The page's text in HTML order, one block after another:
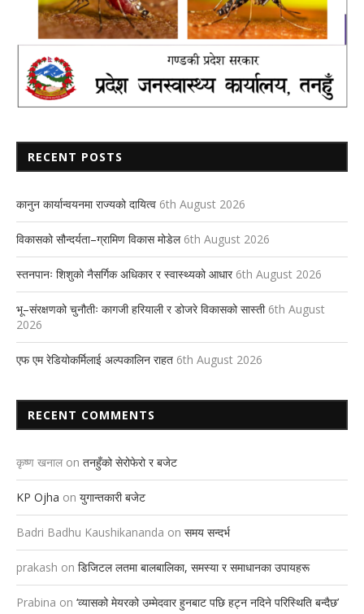
RECENT POSTS
कानुन कार्यान्वयनमा राज्यको दायित्व 6th August 2026
विकासको सौन्दर्यता–ग्रामिण विकास मोडेल 6th August 2026
स्तनपानः शिशुको नैसर्गिक अधिकार र स्वास्थ्यको आधार 6th August 2026
भू–संरक्षणको चुनौतीः कागजी हरियाली र डोजरे विकासको सास्ती 6th August
2026
एफ एम रेडियोकर्मिलाई अल्पकालिन राहत 6th August 2026
RECENT COMMENTS
कृष्ण खनाल on तनहुँको सेरोफेरो र बजेट
KP Ojha on युगान्तकारी बजेट
Badri Badhu Kaushikananda on समय सन्दर्भ
prakash on डिजिटल लतमा बालबालिका, समस्या र समाधानका उपायहरू
Prabina on ‘व्यासको मेयरको उम्मेदवार हुनबाट पछि हट्न नदिने परिस्थिति बन्दैछ’